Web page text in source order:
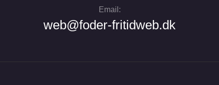
Email:
web@foder-fritidweb.dk